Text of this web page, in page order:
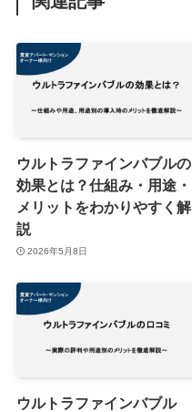
ウルトラファインバブルの
効果とは？仕組み・用途・
メリットをわかりやすく解
説
2026年5月8日
ウルトラファインバブル